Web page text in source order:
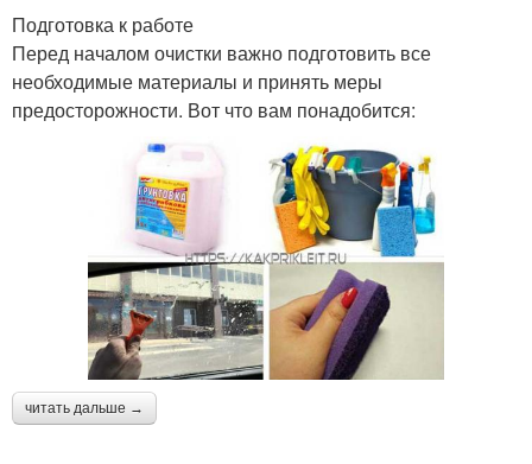
Подготовка к работе
Перед началом очистки важно подготовить все
необходимые материалы и принять меры
предосторожности. Вот что вам понадобится:
читать дальше →